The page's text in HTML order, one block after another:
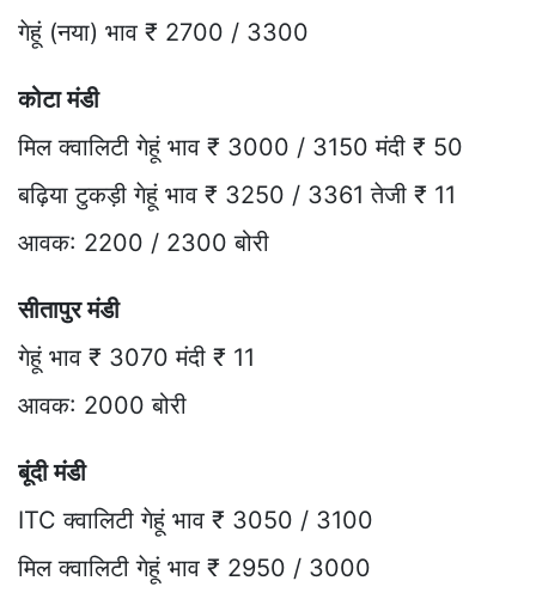
गेहूं (नया) भाव ₹ 2700 / 3300
कोटा मंडी
मिल क्वालिटी गेहूं भाव ₹ 3000 / 3150 मंदी ₹ 50
बढ़िया टुकड़ी गेहूं भाव ₹ 3250 / 3361 तेजी ₹ 11
आवक: 2200 / 2300 बोरी
सीतापुर मंडी
गेहूं भाव ₹ 3070 मंदी ₹ 11
आवक: 2000 बोरी
बूंदी मंडी
ITC क्वालिटी गेहूं भाव ₹ 3050 / 3100
मिल क्वालिटी गेहूं भाव ₹ 2950 / 3000